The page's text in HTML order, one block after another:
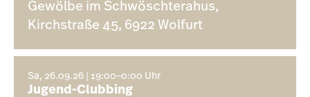
Gewölbe im Schwöschterahus,
Kirchstraße 45, 6922 Wolfurt
Sa, 26.09.26 | 19:00–0:00 Uhr
Jugend-Clubbing